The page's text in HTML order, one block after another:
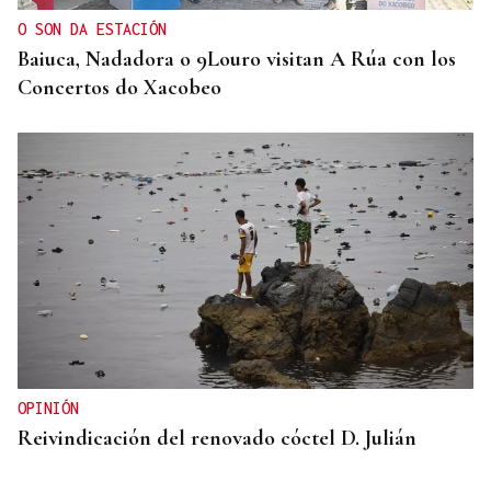
O SON DA ESTACIÓN
Baiuca, Nadadora o 9Louro visitan A Rúa con los
Concertos do Xacobeo
OPINIÓN
Reivindicación del renovado cóctel D. Julián